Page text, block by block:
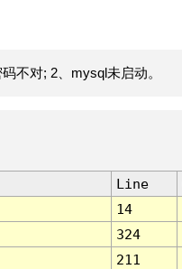
不对; 2、mysql未启动。
Line
14
324
211